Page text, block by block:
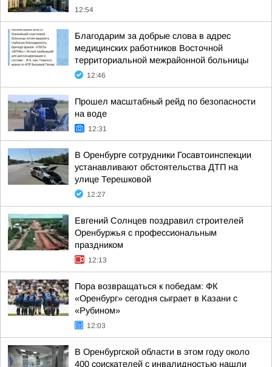
12:54
Благодарим за добрые слова в адрес
медицинских работников Восточной
территориальной межрайонной больницы
12:46
Прошел масштабный рейд по безопасности
на воде
12:31
В Оренбурге сотрудники Госавтоинспекции
устанавливают обстоятельства ДТП на
улице Терешковой
12:27
Евгений Солнцев поздравил строителей
Оренбуржья с профессиональным
праздником
12:13
Пора возвращаться к победам: ФК
«Оренбург» сегодня сыграет в Казани с
«Рубином»
12:03
В Оренбургской области в этом году около
400 соискателей с инвалидностью нашли